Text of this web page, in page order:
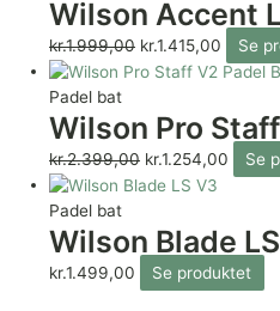
Wilson Accent
kr.1.999,00 kr.1.415,00 Se
Padel bat
Wilson Pro
kr.2.399,00 kr.1.254,00 Se
Padel bat
Wilson Blade
kr.1.499,00 Se produktet